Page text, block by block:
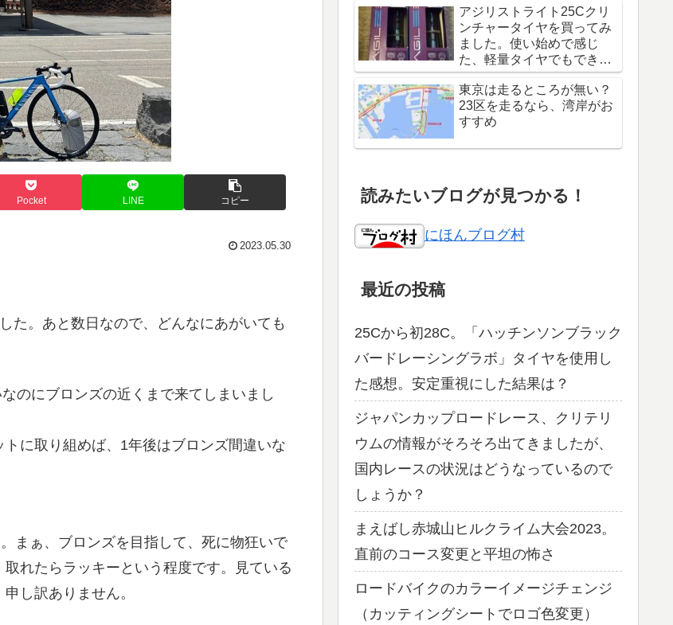
Pocket LINE コピー
2023.05.30
た。あと数日なので、どんなにあがいても
のにブロンズの近くまで来てしまいまし
に取り組めば、1年後はブロンズ間違いな
まぁ、ブロンズを目指して、死に物狂いで
れたらラッキーという程度です。見ている
し訳ありません。
アジリストライト25Cクリ
ンチャータイヤを買ってみ
ました。使い始めで感じ
た、軽量タイヤでもできる
安心感
東京は走るところが無い？
23区を走るなら、湾岸がお
すすめ
読みたいブログが見つかる！
にほんブログ村
最近の投稿
25Cから初28C。「ハッチンソンブラック
バードレーシングラボ」タイヤを使用し
た感想。安定重視にした結果は？
ジャパンカップロードレース、クリテリ
ウムの情報がそろそろ出てきましたが、
国内レースの状況はどうなっているので
しょうか？
まえばし赤城山ヒルクライム大会2023。
直前のコース変更と平坦の怖さ
ロードバイクのカラーイメージチェンジ
（カッティングシートでロゴ色変更）